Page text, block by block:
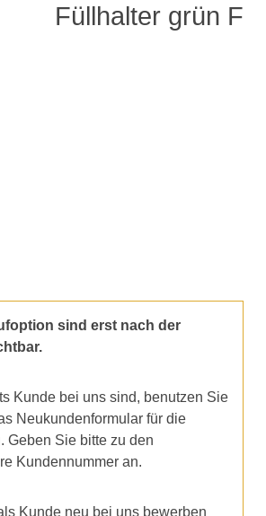
Füllhalter grün F
sind erst nach der
Kunde bei uns sind, benutzen Sie
Neukundenformular für die
Geben Sie bitte zu den
Kundennummer an.
Kunde neu bei uns bewerben